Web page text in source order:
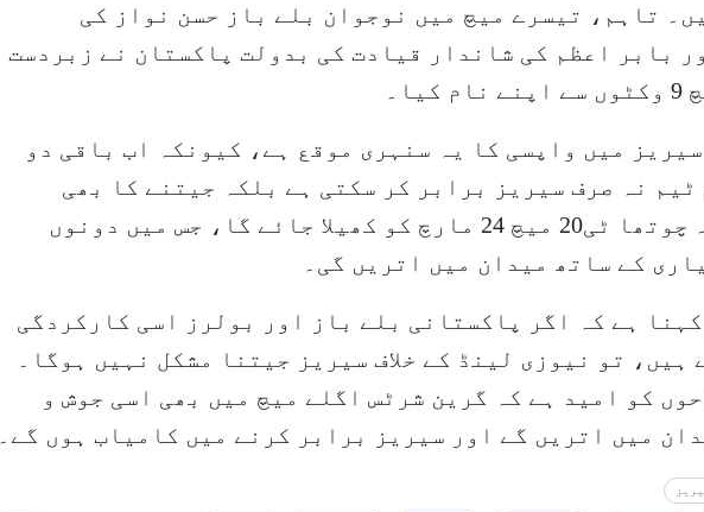
تاہم، تیسرے میچ میں نوجوان بلے باز حسن نواز کی
بابر اعظم کی شاندار قیادت کی بدولت پاکستان نے زبردست
میں واپسی کا یہ سنہری موقع ہے، کیونکہ اب باقی دو
ٹیم نہ صرف سیریز برابر کر سکتی ہے بلکہ جیتنے کا بھی
امکان رکھتی ہے۔ چوتھا ٹی20 میچ 24 مارچ کو کھیلا جائے گا، جس میں دونوں
کے ساتھ میدان میں اتریں گی۔
ہے کہ اگر پاکستانی بلے باز اور بولرز اسی کارکردگی
ہیں، تو نیوزی لینڈ کے خلاف سیریز جیتنا مشکل نہیں ہوگا۔
کو امید ہے کہ گرین شرٹس اگلے میچ میں بھی اسی جوش و
میں اتریں گے اور سیریز برابر کرنے میں کامیاب ہوں گے۔